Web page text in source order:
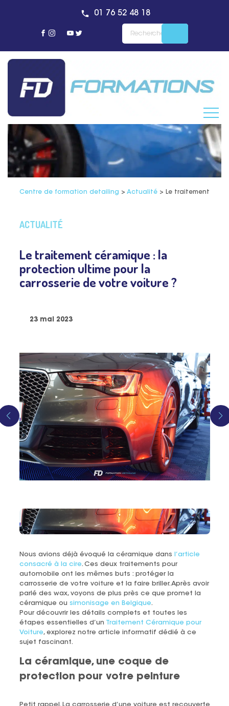
01 76 52 48 18
Centre de formation detailing > Actualité> Le traitement
ACTUALITÉ
Le traitement céramique : la
protection ultime pour la
carrosserie de votre voiture ?
23 mai 2023
Nous avions déjà évoqué la céramique dans
l’article
consacré à la cire. Ces deux traitements pour
automobile ont les mêmes buts : protéger la
carrosserie de votre voiture et la faire briller. Après avoir
parlé des wax, voyons de plus près ce que promet la
céramique ou simonisage en Belgique.
Pour découvrir les détails complets et toutes les
étapes essentielles d’un Traitement Céramique pour
Voiture, explorez notre article informatif dédié à ce
sujet fascinant.
La céramique, une coque de
protection pour votre peinture